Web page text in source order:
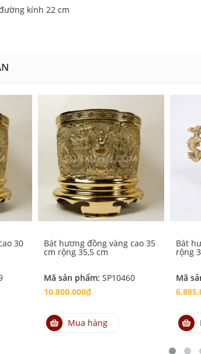
kính 22 cm
30 Bát hương đồng vàng cao 35
cm rộng 35,5 cm
Mã sản phẩm: SP10460
10.800.000₫
Mua hàng
Bát
rộng
Mã